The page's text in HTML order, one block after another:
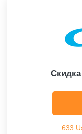
633